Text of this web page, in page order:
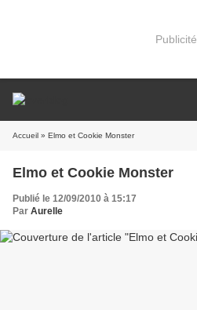
Publicité
Accueil » Elmo et Cookie Monster
Elmo et Cookie Monster
Publié le 12/09/2010 à 15:17
Par Aurelle